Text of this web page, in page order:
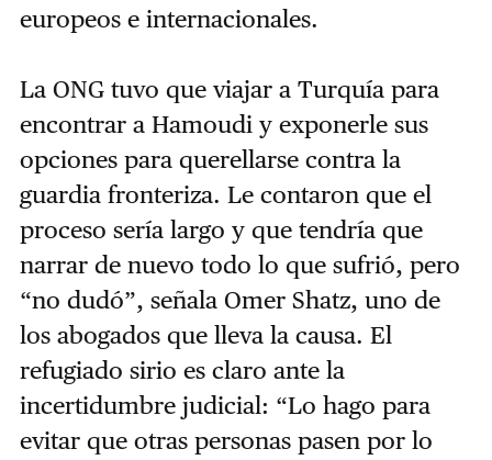
europeos e internacionales.
La ONG tuvo que viajar a Turquía para
encontrar a Hamoudi y exponerle sus
opciones para querellarse contra la
guardia fronteriza. Le contaron que el
proceso sería largo y que tendría que
narrar de nuevo todo lo que sufrió, pero
“no dudó”, señala Omer Shatz, uno de
los abogados que lleva la causa. El
refugiado sirio es claro ante la
incertidumbre judicial: “Lo hago para
evitar que otras personas pasen por lo